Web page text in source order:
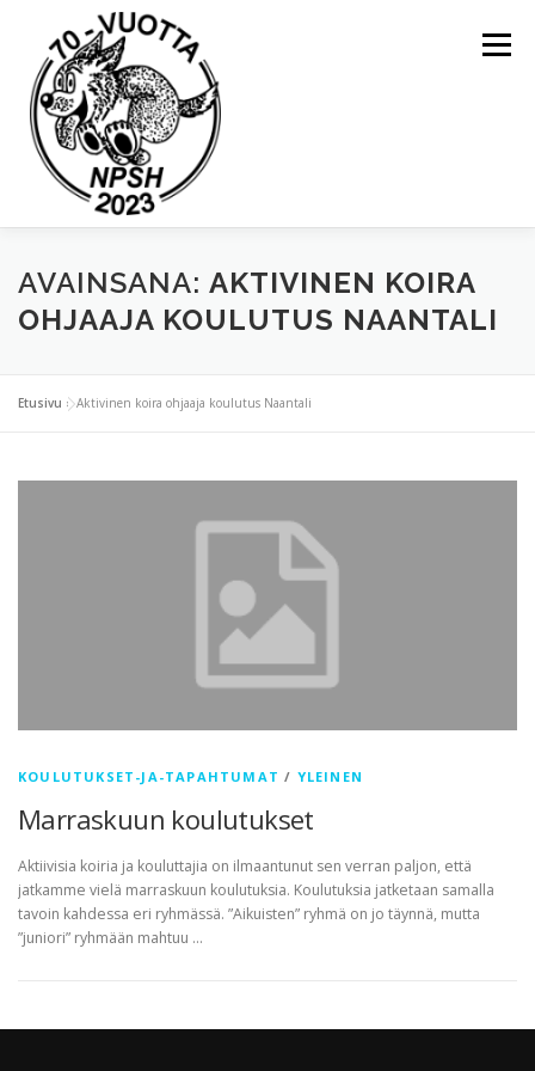
Valikko
ETUSIVU YLEISTÄ
AVAINSANA: AKTIVINEN KOIRA
OHJAAJA KOULUTUS NAANTALI
Etusivu »Aktivinen koira ohjaaja koulutus Naantali
KOULUTUKSET-JA-TAPAHTUMAT / YLEINEN
Marraskuun koulutukset
Aktiivisia koiria ja kouluttajia on ilmaantunut sen verran paljon, että
jatkamme vielä marraskuun koulutuksia. Koulutuksia jatketaan samalla
tavoin kahdessa eri ryhmässä. ”Aikuisten” ryhmä on jo täynnä, mutta
”juniori” ryhmään mahtuu …